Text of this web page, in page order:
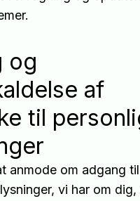
og
af
til
anmode om adgang
vi har om dig,